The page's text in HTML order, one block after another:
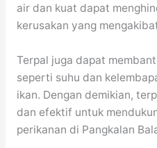
air dan kuat dapat
kerusakan yang
Terpal juga dapat
seperti suhu dan
ikan. Dengan demikian,
dan efektif untuk
perikanan di Pangkalan